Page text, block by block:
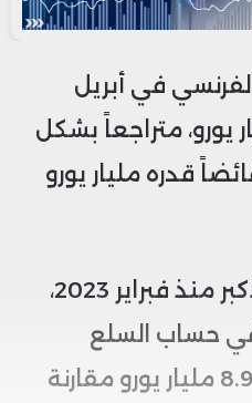
في أبريل
بلغ 4.1 مليار يورو، متراجعاً بشكل
قدره مليار يورو
ويعد هذا العجز هو الأكبر منذ فبراير 2023،
حساب السلع
بشكل حاد، لتصل إلى 8.9 مليار يورو مقارنة